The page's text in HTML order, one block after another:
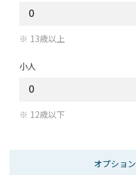
13歳以上
小人
12歳以下
オプション